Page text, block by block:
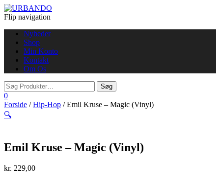
Flip navigation
Nyheder
Shop
Min Konto
Kontakt
Om Os
0
Forside /Hip-Hop / Emil Kruse – Magic (Vinyl)
🔍
Emil Kruse – Magic (Vinyl)
kr. 229,00